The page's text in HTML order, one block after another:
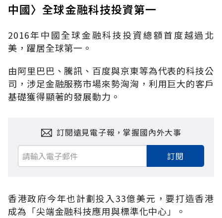
中國〉全球金融科技投資第一
2016年中國全球金融科技投資總額首度越過北
美，躍居全球第一。
由阿里巴巴、騰訊、百度與京東等為代表的科技公
司，涉足金融服務市場來勢洶洶，利用巨大的客戶
基礎獲得顯著的發展動力。
訂閱遠見電子報，掌握國內外大事
訂閱
香港政府今年也計劃投入33億美元，要打造香港
成為「尖端金融科技應用與標準化中心」。